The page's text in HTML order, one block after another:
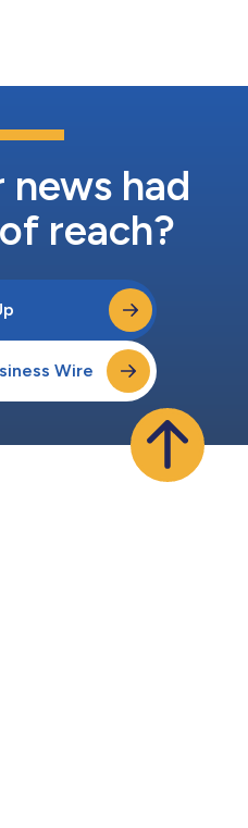
ーキットのチケットが再び完売
ーのファンたちはほかでは見
にしています。 グランドファイ
カーが初めて同一コース上で
TII Racing、PoliMOVE、
ツ、イタリア、UAEを代表す
...
had
reach?
Wire